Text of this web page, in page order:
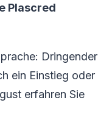
Plascred
Dringender
ein Einstieg oder
erfahren Sie